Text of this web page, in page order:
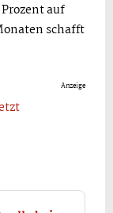
auf
schafft
Anzeige